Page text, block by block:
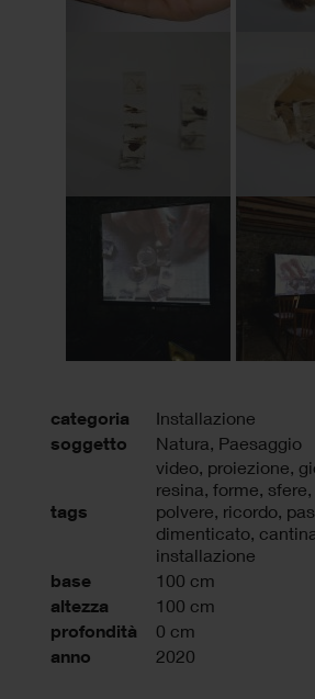
categoria Installazione
soggetto Natura, Paesaggio
tags
video, proiezione,
resina, forme, sfere,
polvere, ricordo,
dimenticato,
installazione
base 100 cm
altezza 100 cm
profondità 0 cm
anno 2020